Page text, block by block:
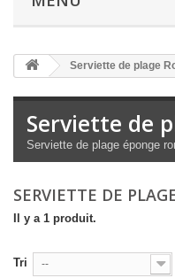
Serviette de plage
Serviette de
Serviette de plage éponge
SERVIETTE DE
Il y a 1 produit.
Tri --